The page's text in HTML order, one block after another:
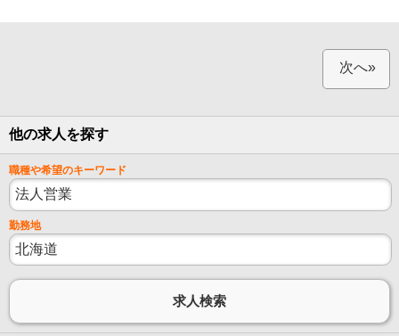
次へ»
他の求人を探す
職種や希望のキーワード
勤務地